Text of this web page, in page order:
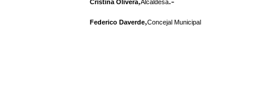
Cristina Olivera Alcaldesa
Federico Daverde,Concejal Municipal